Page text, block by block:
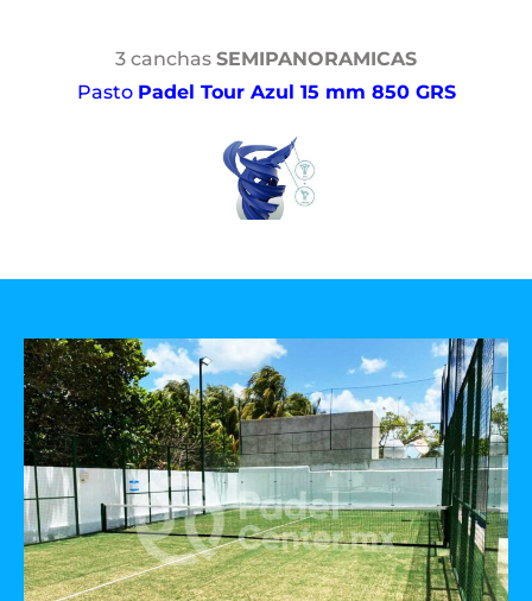
3 canchas SEMIPANORAMICAS
Pasto Padel Tour Azul 15 mm 850 GRS